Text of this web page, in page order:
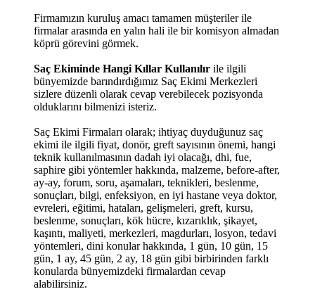
Firmamızın kuruluş amacı tamamen müşteriler ile
firmalar arasında en yalın hali ile bir komisyon almadan
köprü görevini görmek.
Saç Ekiminde Hangi Kıllar Kullanılır ile ilgili
bünyemizde barındırdığımız Saç Ekimi Merkezleri
sizlere düzenli olarak cevap verebilecek pozisyonda
olduklarını bilmenizi isteriz.
Saç Ekimi Firmaları olarak; ihtiyaç duyduğunuz saç
ekimi ile ilgili fiyat, donör, greft sayısının önemi, hangi
teknik kullanılmasının dadah iyi olacağı, dhi, fue,
saphire gibi yöntemler hakkında, malzeme, before-after,
ay-ay, forum, soru, aşamaları, teknikleri, beslenme,
sonuçları, bilgi, enfeksiyon, en iyi hastane veya doktor,
evreleri, eğitimi, hataları, gelişmeleri, greft, kursu,
beslenme, sonuçları, kök hücre, kızarıklık, şikayet,
kaşıntı, maliyeti, merkezleri, magdurları, losyon, tedavi
yöntemleri, dini konular hakkında, 1 gün, 10 gün, 15
gün, 1 ay, 45 gün, 2 ay, 18 gün gibi birbirinden farklı
konularda bünyemizdeki firmalardan cevap
alabilirsiniz.